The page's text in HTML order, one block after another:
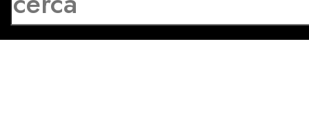
sviluppo:Luca Bunino